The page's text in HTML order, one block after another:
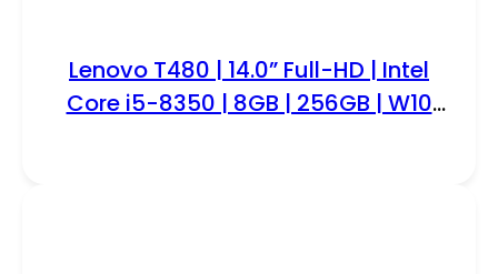
Lenovo T480 | 14.0” Full-HD | Intel
Core i5-8350 | 8GB | 256GB | W10